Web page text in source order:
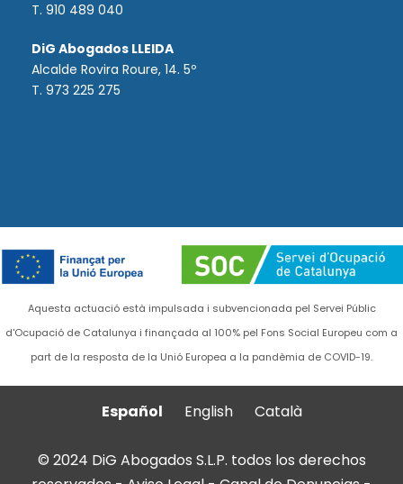
T. 910 489 040
DiG Abogados LLEIDA
Alcalde Rovira Roure, 14. 5º
T. 973 225 275
Aquesta actuació està impulsada i subvencionada pel Servei Públic
d'Ocupació de Catalunya i finançada al 100% pel Fons Social Europeu com a
part de la resposta de la Unió Europea a la pandèmia de COVID-19.
Español English Català
© 2024 DiG Abogados S.L.P. todos los derechos